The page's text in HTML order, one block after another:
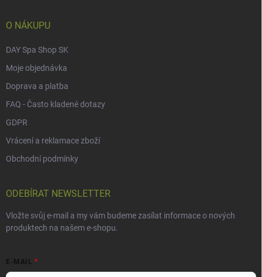
O NÁKUPU
DAY Spa Shop SK
Moje objednávka
Doprava a platba
FAQ - Často kladené dotazy
GDPR
Vrácení a reklamace zboží
Obchodní podmínky
ODEBÍRAT NEWSLETTER
Vložte svůj e-mail a my vám budeme zasílat informace o nových
produktech na našem e-shopu.
E-MAIL